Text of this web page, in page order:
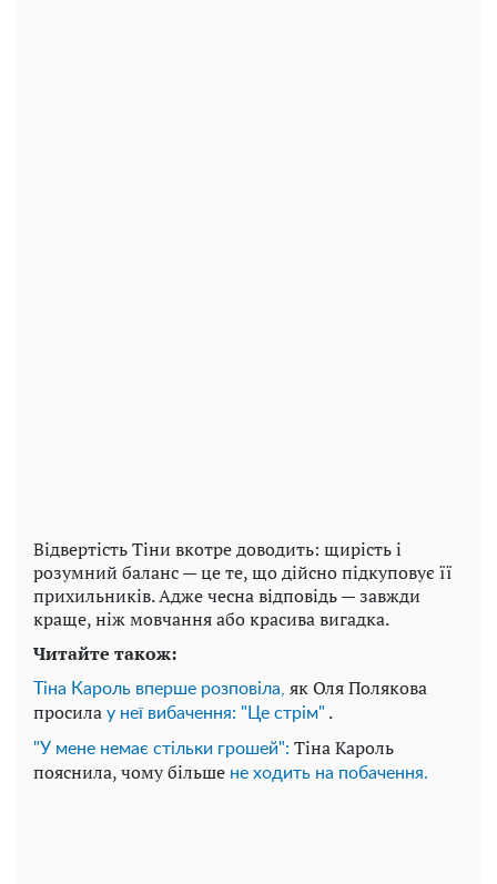
Відвертість Тіни вкотре доводить: щирість і
розумний баланс — це те, що дійсно підкуповує її
прихильників. Адже чесна відповідь — завжди
краще, ніж мовчання або красива вигадка.
Читайте також:
Тіна Кароль вперше розповіла, як Оля Полякова
просила у неї вибачення: "Це стрім" .
"У мене немає стільки грошей": Тіна Кароль
пояснила, чому більше не ходить на побачення.